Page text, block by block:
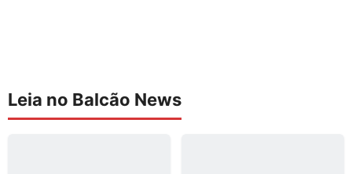
Leia no Balcão News